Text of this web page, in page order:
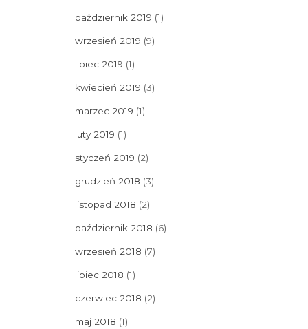
październik 2019 (1)
wrzesień 2019 (9)
lipiec 2019 (1)
kwiecień 2019 (3)
marzec 2019 (1)
luty 2019 (1)
styczeń 2019 (2)
grudzień 2018 (3)
listopad 2018 (2)
październik 2018 (6)
wrzesień 2018 (7)
lipiec 2018 (1)
czerwiec 2018 (2)
maj 2018 (1)